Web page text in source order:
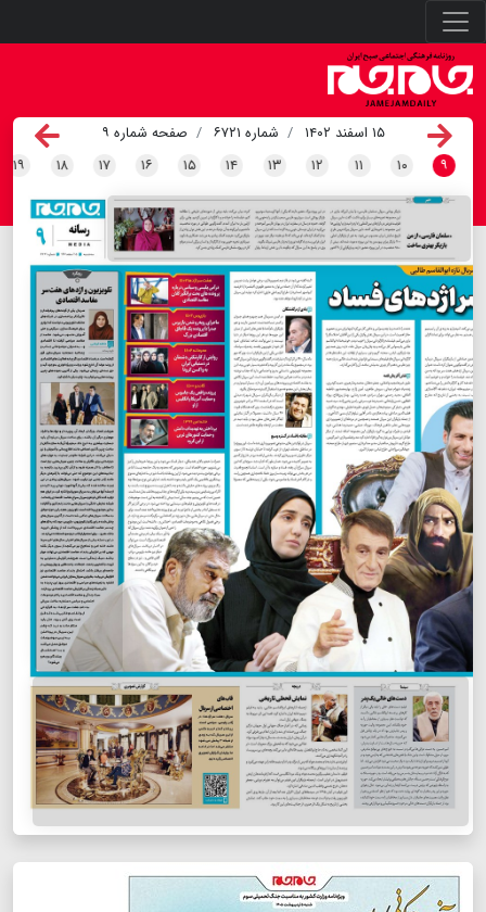
۱۵ اسفند ۱۴۰۲ شماره ۶۷۲۱
صفحه شماره ۹
۹ ۱۰ ۱۱ ۱۲ ۱۳ ۱۴ ۱۵ ۱۶ ۱۷ ۱۸ ۱۹